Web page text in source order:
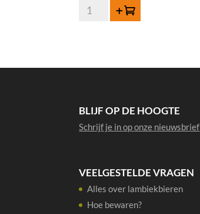
Girardin
Kriekenlambiek
Toevoegen
BLIJF OP DE HOOGTE
Schrijf je in op onze nieuwsbrief
VEELGESTELDE VRAGEN
Alles over lambiekbieren
Hoe bewaren?